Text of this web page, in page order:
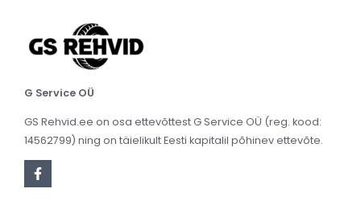
G Service OÜ
GS Rehvid.ee on osa ettevõttest G Service OÜ (reg. kood:
14562799) ning on täielikult Eesti kapitalil põhinev ettevõte.